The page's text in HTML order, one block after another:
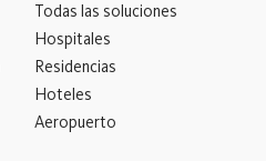
Todas las soluciones
Hospitales
Residencias
Hoteles
Aeropuerto